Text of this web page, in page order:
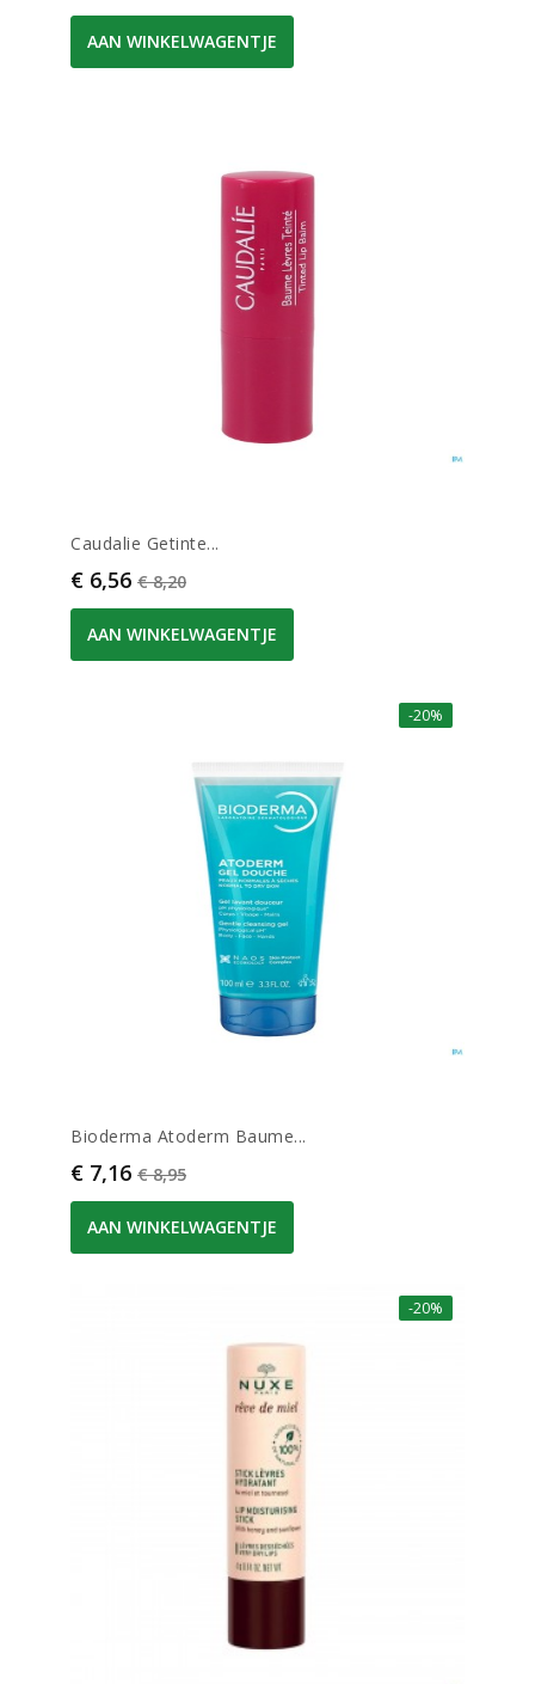
AAN WINKELWAGENTJE
Caudalie Getinte...
Prijs
€ 6,56 Normale prijs
€ 8,20
AAN WINKELWAGENTJE
-20%
Bioderma Atoderm Baume...
Prijs
€ 7,16 Normale prijs
€ 8,95
AAN WINKELWAGENTJE
-20%